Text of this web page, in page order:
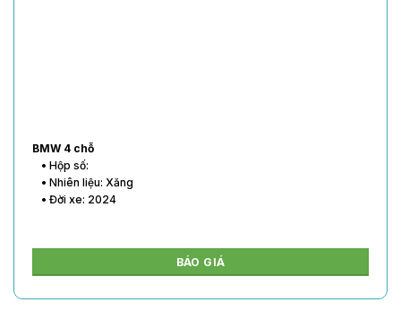
BMW 4 chỗ
• Hộp số:
• Nhiên liệu: Xăng
• Đời xe: 2024
BÁO GIÁ